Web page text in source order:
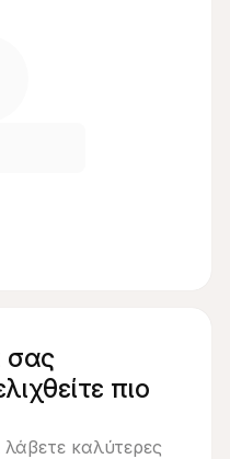
σας
πιο
λάβετε καλύτερες